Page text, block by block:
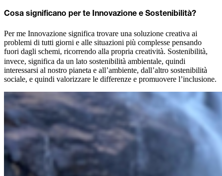
Cosa significano per te Innovazione e Sostenibilità?
Per me Innovazione significa trovare una soluzione creativa ai
problemi di tutti giorni e alle situazioni più complesse pensando
fuori dagli schemi, ricorrendo alla propria creatività. Sostenibilità,
invece, significa da un lato sostenibilità ambientale, quindi
interessarsi al nostro pianeta e all’ambiente, dall’altro sostenibilità
sociale, e quindi valorizzare le differenze e promuovere l’inclusione.